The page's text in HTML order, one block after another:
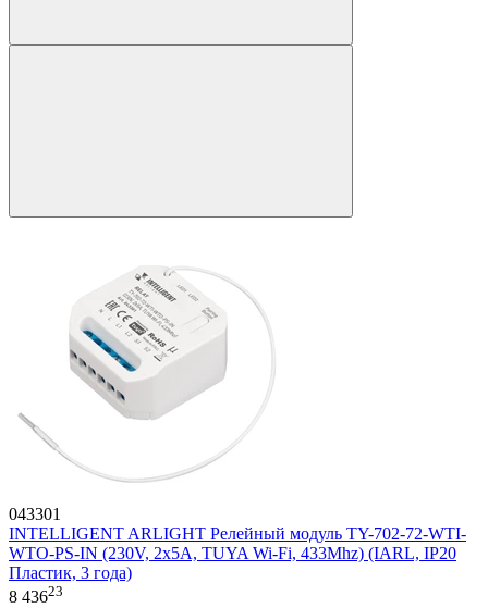
043301
INTELLIGENT ARLIGHT Релейный модуль TY-702-72-WTI-
WTO-PS-IN (230V, 2x5A, TUYA Wi-Fi, 433Mhz) (IARL, IP20
Пластик, 3 года)
8 43623